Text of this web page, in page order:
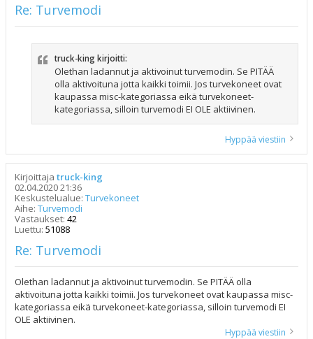
Re: Turvemodi
truck-king kirjoitti:
Olethan ladannut ja aktivoinut turvemodin. Se PITÄÄ
olla aktivoituna jotta kaikki toimii. Jos turvekoneet ovat
kaupassa misc-kategoriassa eikä turvekoneet-
kategoriassa, silloin turvemodi EI OLE aktiivinen.
Hyppää viestiin
Kirjoittaja truck-king
02.04.2020 21:36
Keskustelualue: Turvekoneet
Aihe: Turvemodi
Vastaukset: 42
Luettu: 51088
Re: Turvemodi
Olethan ladannut ja aktivoinut turvemodin. Se PITÄÄ olla
aktivoituna jotta kaikki toimii. Jos turvekoneet ovat kaupassa misc-
kategoriassa eikä turvekoneet-kategoriassa, silloin turvemodi EI
OLE aktiivinen.
Hyppää viestiin